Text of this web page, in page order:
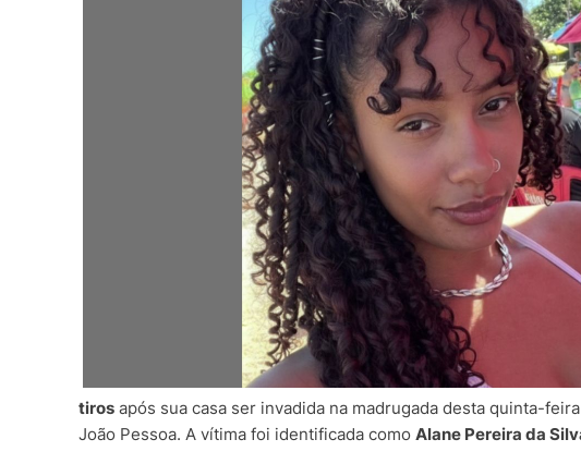
tiros após sua casa ser invadida na madrugada desta quinta-
João Pessoa. A vítima foi identificada como Alane Pereira da